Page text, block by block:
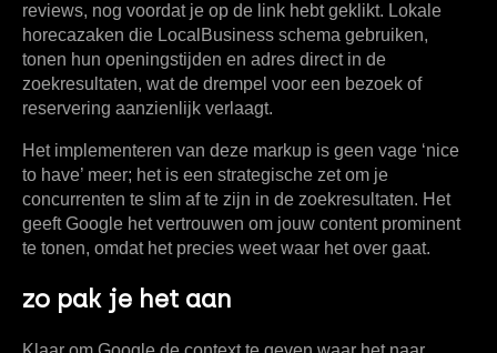
reviews, nog voordat je op de link hebt geklikt. Lokale
horecazaken die LocalBusiness schema gebruiken,
tonen hun openingstijden en adres direct in de
zoekresultaten, wat de drempel voor een bezoek of
reservering aanzienlijk verlaagt.
Het implementeren van deze markup is geen vage ‘nice
to have’ meer; het is een strategische zet om je
concurrenten te slim af te zijn in de zoekresultaten. Het
geeft Google het vertrouwen om jouw content prominent
te tonen, omdat het precies weet waar het over gaat.
zo pak je het aan